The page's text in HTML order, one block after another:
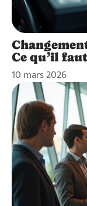
Ce qu’il
10 mars 2026